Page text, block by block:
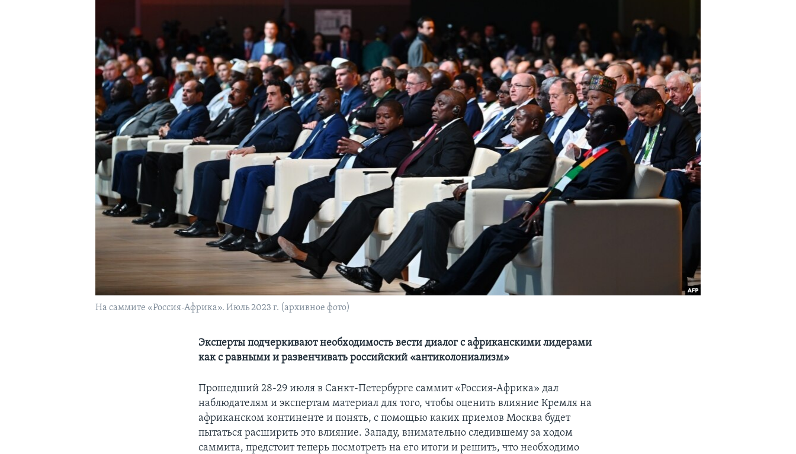
На саммите «Россия-Африка». Июль 2023 г. (архивное фото)
Эксперты подчеркивают необходимость вести диалог с африканскими лидерами
как с равными и развенчивать российский «антиколониализм»
Прошедший 28-29 июля в Санкт-Петербурге саммит «Россия-Африка» дал
наблюдателям и экспертам материал для того, чтобы оценить влияние Кремля на
африканском континенте и понять, с помощью каких приемов Москва будет
пытаться расширить это влияние. Западу, внимательно следившему за ходом
саммита, предстоит теперь посмотреть на его итоги и решить, что необходимо